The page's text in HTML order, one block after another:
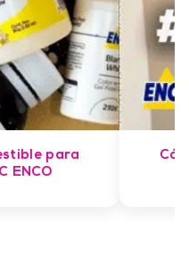
para
ENCO